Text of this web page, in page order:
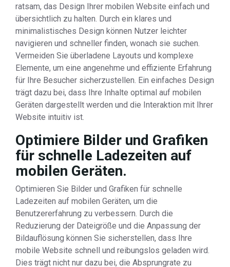
ratsam, das Design Ihrer mobilen Website einfach und
übersichtlich zu halten. Durch ein klares und
minimalistisches Design können Nutzer leichter
navigieren und schneller finden, wonach sie suchen.
Vermeiden Sie überladene Layouts und komplexe
Elemente, um eine angenehme und effiziente Erfahrung
für Ihre Besucher sicherzustellen. Ein einfaches Design
trägt dazu bei, dass Ihre Inhalte optimal auf mobilen
Geräten dargestellt werden und die Interaktion mit Ihrer
Website intuitiv ist.
Optimiere Bilder und Grafiken
für schnelle Ladezeiten auf
mobilen Geräten.
Optimieren Sie Bilder und Grafiken für schnelle
Ladezeiten auf mobilen Geräten, um die
Benutzererfahrung zu verbessern. Durch die
Reduzierung der Dateigröße und die Anpassung der
Bildauflösung können Sie sicherstellen, dass Ihre
mobile Website schnell und reibungslos geladen wird.
Dies trägt nicht nur dazu bei, die Absprungrate zu